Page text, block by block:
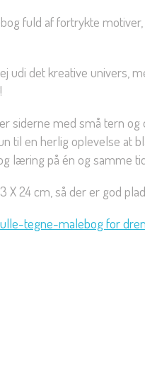
fuld af fortrykte
udi det kreative univers,
siderne med små tern
til en herlig oplevelse at
læring på én og samme
X 24 cm, så der er god
tegne-malebog for